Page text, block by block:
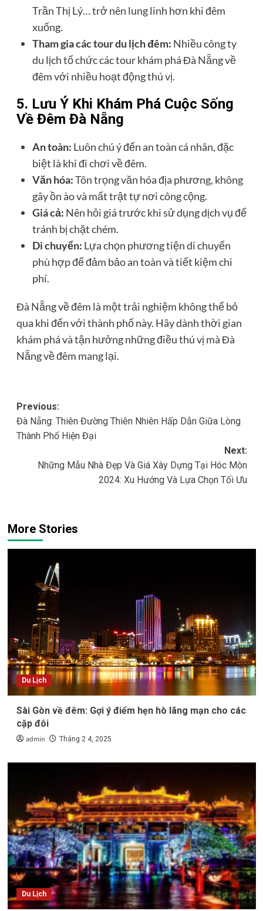
Trần Thị Lý… trở nên lung linh hơn khi đêm
xuống.
Tham gia các tour du lịch đêm: Nhiều công ty
du lịch tổ chức các tour khám phá Đà Nẵng về
đêm với nhiều hoạt động thú vị.
5. Lưu Ý Khi Khám Phá Cuộc Sống
Về Đêm Đà Nẵng
An toàn: Luôn chú ý đến an toàn cá nhân, đặc
biệt là khi đi chơi về đêm.
Văn hóa:Tôn trọng văn hóa địa phương, không
gây ồn ào và mất trật tự nơi công cộng.
Giá cả: Nên hỏi giá trước khi sử dụng dịch vụ để
tránh bị chặt chém.
Di chuyển: Lựa chọn phương tiện di chuyển
phù hợp để đảm bảo an toàn và tiết kiệm chi
phí.
Đà Nẵng về đêm là một trải nghiệm không thể bỏ
qua khi đến với thành phố này. Hãy dành thời gian
khám phá và tận hưởng những điều thú vị mà Đà
Nẵng về đêm mang lại.
Post
navigation
Previous:
Đà Nẵng: Thiên Đường Thiên Nhiên Hấp Dẫn Giữa Lòng
Thành Phố Hiện Đại
Next:
Những Mẫu Nhà Đẹp Và Giá Xây Dựng Tại Hóc Môn
2024: Xu Hướng Và Lựa Chọn Tối Ưu
More Stories
Du Lịch
Sài Gòn về đêm: Gợi ý điểm hẹn hò lãng mạn cho các
cặp đôi
admin Tháng 2 4, 2025
Du Lịch